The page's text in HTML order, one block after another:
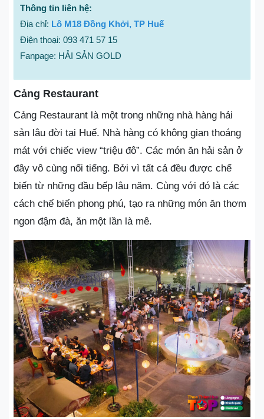
Thông tin liên hệ:
Địa chỉ: Lô M18 Đồng Khởi, TP Huế
Điện thoại: 093 471 57 15
Fanpage: HẢI SẢN GOLD
Cảng Restaurant
Cảng Restaurant là một trong những nhà hàng hải
sản lâu đời tại Huế. Nhà hàng có không gian thoáng
mát với chiếc view “triệu đô”. Các món ăn hải sản ở
đây vô cùng nổi tiếng. Bởi vì tất cả đều được chế
biến từ những đầu bếp lâu năm. Cùng với đó là các
cách chế biến phong phú, tạo ra những món ăn thơm
ngon đậm đà, ăn một lần là mê.